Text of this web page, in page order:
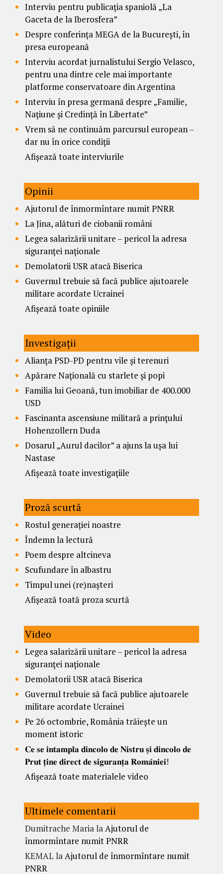
Interviu pentru publicația spaniolă „La
Gaceta de la Iberosfera”
Despre conferința MEGA de la București, în
presa europeană
Interviu acordat jurnalistului Sergio Velasco,
pentru una dintre cele mai importante
platforme conservatoare din Argentina
Interviu în presa germană despre „Familie,
Națiune și Credință în Libertate”
Vrem să ne continuăm parcursul european –
dar nu în orice condiții
Afișează toate interviurile
Opinii
Ajutorul de înmormîntare numit PNRR
La Jina, alături de ciobanii români
Legea salarizării unitare – pericol la adresa
siguranței naționale
Demolatorii USR atacă Biserica
Guvernul trebuie să facă publice ajutoarele
militare acordate Ucrainei
Afișează toate opiniile
Investigații
Alianța PSD-PD pentru vile și terenuri
Apărare Națională cu starlete și popi
Familia lui Geoană, tun imobiliar de 400.000
USD
Fascinanta ascensiune militară a prințului
Hohenzollern Duda
Dosarul „Aurul dacilor” a ajuns la ușa lui
Nastase
Afișează toate investigațiile
Proză scurtă
Rostul generației noastre
Îndemn la lectură
Poem despre altcineva
Scufundare în albastru
Timpul unei (re)nașteri
Afișează toată proza scurtă
Video
Legea salarizării unitare – pericol la adresa
siguranței naționale
Demolatorii USR atacă Biserica
Guvernul trebuie să facă publice ajutoarele
militare acordate Ucrainei
Pe 26 octombrie, România trăiește un
moment istoric
𝐂𝐞 𝐬𝐞 𝐢𝐧𝐭𝐚𝐦𝐩𝐥𝐚 𝐝𝐢𝐧𝐜𝐨𝐥𝐨 𝐝𝐞 𝐍𝐢𝐬𝐭𝐫𝐮 𝐬̦𝐢 𝐝𝐢𝐧𝐜𝐨𝐥𝐨 𝐝𝐞
𝐏𝐫𝐮𝐭 𝐭̦𝐢𝐧𝐞 𝐝𝐢𝐫𝐞𝐜𝐭 𝐝𝐞 𝐬𝐢𝐠𝐮𝐫𝐚𝐧𝐭̦𝐚 𝐑𝐨𝐦𝐚̂𝐧𝐢𝐞𝐢!
Afișează toate materialele video
Ultimele comentarii
Dumitrache MarialaAjutorul de
înmormîntare numit PNRR
KEMAL laAjutorul de înmormîntare numit
PNRR